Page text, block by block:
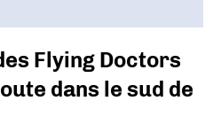
Flying Doctors
dans le sud de